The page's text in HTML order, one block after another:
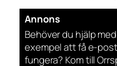
Annons
Behöver du hjälp
exempel att få e-
fungera? Kom till